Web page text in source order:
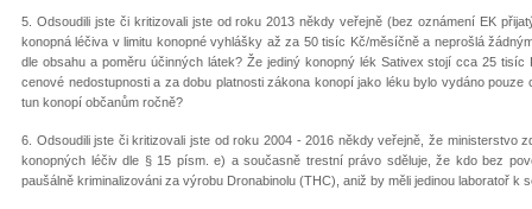
5. Odsoudili jste či kritizovali jste od roku 2013 někdy veřejně (bez oznámení EK
konopná léčiva v limitu konopné vyhlášky až za 50 tisíc Kč/měsíčně a neprošlá
dle obsahu a poměru účinných látek? Že jediný konopný lék Sativex stojí cca 25
cenové nedostupnosti a za dobu platnosti zákona konopí jako léku bylo vydáno
tun konopí občanům ročně?
6. Odsoudili jste či kritizovali jste od roku 2004 - 2016 někdy veřejně, že ministerstvo
konopných léčiv dle § 15 písm. e) a současně trestní právo sděluje, že kdo bez
paušálně kriminalizováni za výrobu Dronabinolu (THC), aniž by měli jedinou laboratoř k